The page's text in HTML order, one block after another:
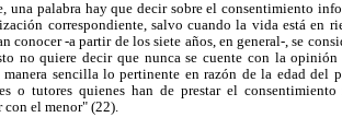
palabra hay que decir sobre el consentimiento
correspondiente, salvo cuando la vida está en
conocer -a partir de los siete años, en general-, se
no quiere decir que nunca se cuente con la
sencilla lo pertinente en razón de la edad del
o tutores quienes han de prestar el
con el menor" (22).